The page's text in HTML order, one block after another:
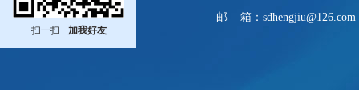
扫一扫 加我好友
邮 箱：sdhengjiu@126.com